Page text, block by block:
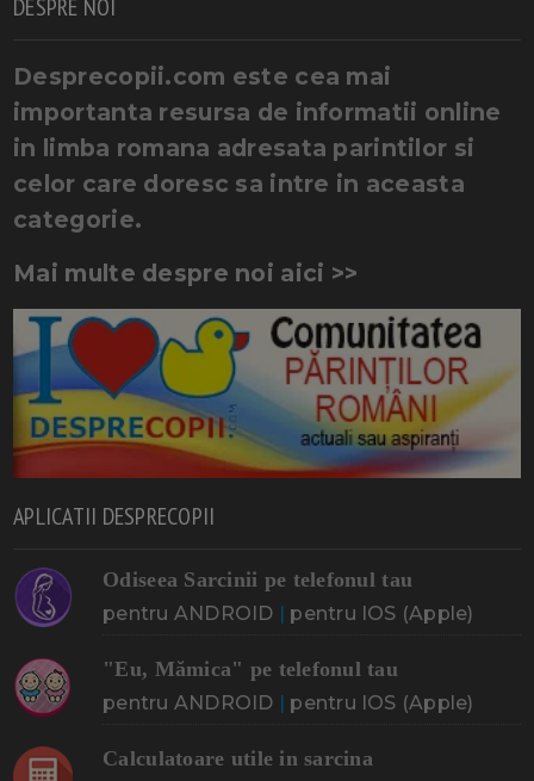
DESPRE NOI
Desprecopii.com este cea mai
importanta resursa de informatii online
in limba romana adresata parintilor si
celor care doresc sa intre in aceasta
categorie.
Mai multe despre noi aici >>
APLICATII DESPRECOPII
Odiseea Sarcinii pe telefonul tau
pentru ANDROID | pentru IOS (Apple)
"Eu, Mămica" pe telefonul tau
pentru ANDROID | pentru IOS (Apple)
Calculatoare utile in sarcina